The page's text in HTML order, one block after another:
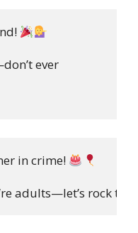
ever
in crime!
adults—let’s rock